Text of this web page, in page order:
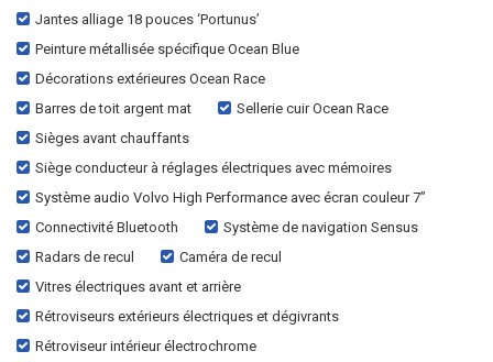
Jantes alliage 18 pouces ‘Portunus’
Peinture métallisée spécifique Ocean Blue
Décorations extérieures Ocean Race
Barres de toit argent mat
Sellerie cuir Ocean Race
Sièges avant chauffants
Siège conducteur à réglages électriques avec mémoires
Système audio Volvo High Performance avec écran couleur 7”
Connectivité Bluetooth
Système de navigation Sensus
Radars de recul
Caméra de recul
Vitres électriques avant et arrière
Rétroviseurs extérieurs électriques et dégivrants
Rétroviseur intérieur électrochrome